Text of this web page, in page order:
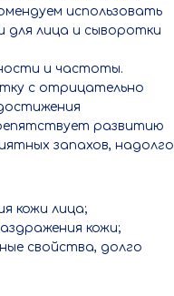
использовать
для лица и сыворотки
и частоты.
с отрицательно
развитию
запахов, надолго
кожи лица;
кожи;
свойства, долго